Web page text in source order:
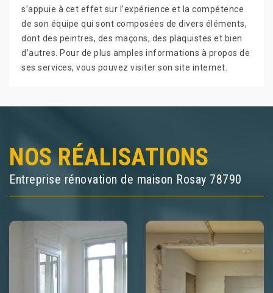
s’appuie à cet effet sur l’expérience et la compétence
de son équipe qui sont composées de divers éléments,
dont des peintres, des maçons, des plaquistes et bien
d’autres. Pour de plus amples informations à propos de
ses services, vous pouvez visiter son site internet.
NOS RÉALISATIONS
Entreprise rénovation de maison Rosay 78790